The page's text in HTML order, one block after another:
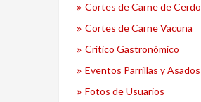
Cortes de Carne de Cerdo
Cortes de Carne Vacuna
Crítico Gastronómico
Eventos Parrillas y Asados
Fotos de Usuarios